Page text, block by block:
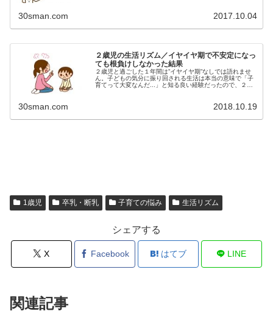
30sman.com 2017.10.04
２歳児の生活リズム／イヤイヤ期で不安定になっ
ても根負けしなかった結果
２歳児と過ごした１年間は”イヤイヤ期”なしでは語れませ
ん。子どもの気分に振り回される生活は本当の意味で「子
育てって大変なんだ...」と知る良い経験だったので、２歳
30sman.com 2018.10.19
1歳児 卒乳・断乳 子育ての悩み 生活リズム
シェアする
X Facebook はてブ LINE
関連記事